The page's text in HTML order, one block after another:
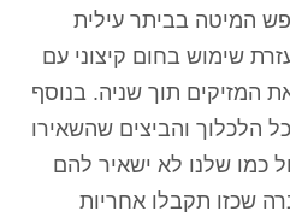
המיטה בביתר עילית
שימוש בחום קיצוני עם
המזיקים תוך שניה. בנוסף
הלכלוך והביצים שהשאירו
כמו שלנו לא ישאיר להם
שכזו תקבלו אחריות